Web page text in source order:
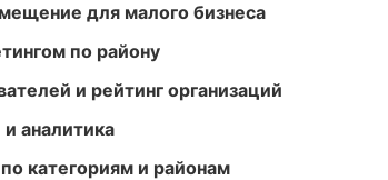
для малого бизнеса
по району
и рейтинг организаций
аналитика
категориям и районам